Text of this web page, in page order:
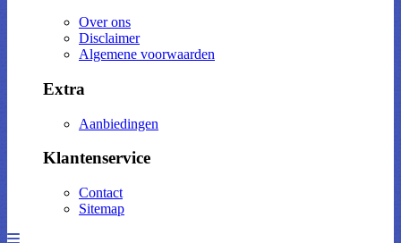
Over ons
Disclaimer
Algemene voorwaarden
Extra
Aanbiedingen
Klantenservice
Contact
Sitemap